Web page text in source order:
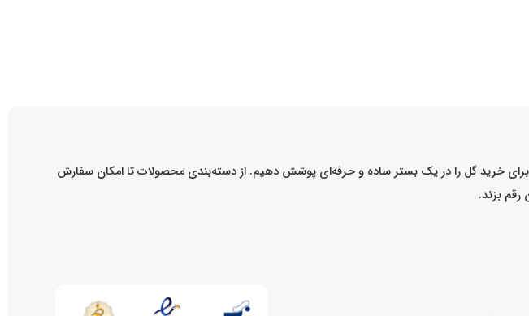
خرید گل را در یک بستر ساده و حرفه‌ای پوشش دهیم. از دسته‌بندی محصولات تا امکان سفارش
بزند.